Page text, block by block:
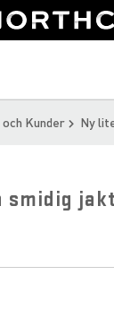
Sweden
Kunder Ny
smidig